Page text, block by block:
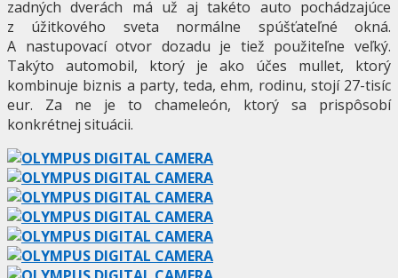
zadných dverách má už aj takéto auto pochádzajúce
z úžitkového sveta normálne spúšťateľné okná.
A nastupovací otvor dozadu je tiež použiteľne veľký.
Takýto automobil, ktorý je ako účes mullet, ktorý
kombinuje biznis a party, teda, ehm, rodinu, stojí 27-tisíc
eur. Za ne je to chameleón, ktorý sa prispôsobí
konkrétnej situácii.